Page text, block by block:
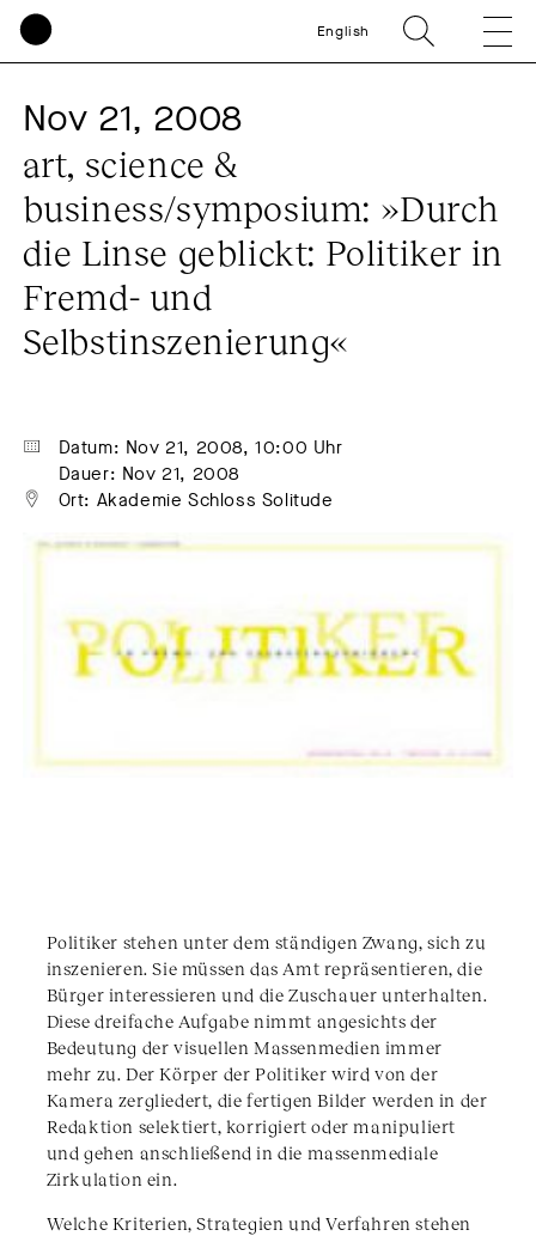
English
Nov 21, 2008
art, science &
business/symposium: »Durch
die Linse geblickt: Politiker in
Fremd- und
Selbstinszenierung«
Datum: Nov 21, 2008, 10:00 Uhr
Dauer: Nov 21, 2008
Ort: Akademie Schloss Solitude
Politiker stehen unter dem ständigen Zwang, sich zu
inszenieren. Sie müssen das Amt repräsentieren, die
Bürger interessieren und die Zuschauer unterhalten.
Diese dreifache Aufgabe nimmt angesichts der
Bedeutung der visuellen Massenmedien immer
mehr zu. Der Körper der Politiker wird von der
Kamera zergliedert, die fertigen Bilder werden in der
Redaktion selektiert, korrigiert oder manipuliert
und gehen anschließend in die massenmediale
Zirkulation ein.
Welche Kriterien, Strategien und Verfahren stehen